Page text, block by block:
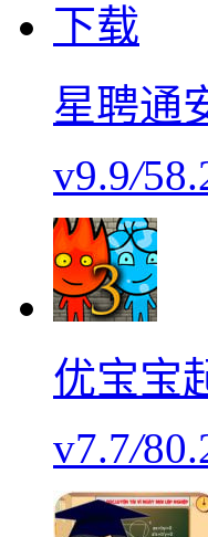
星聘通
v9.9/
优宝宝
v7.7/